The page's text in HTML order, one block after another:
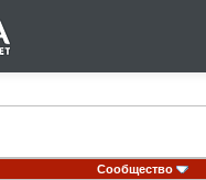
Сообщество